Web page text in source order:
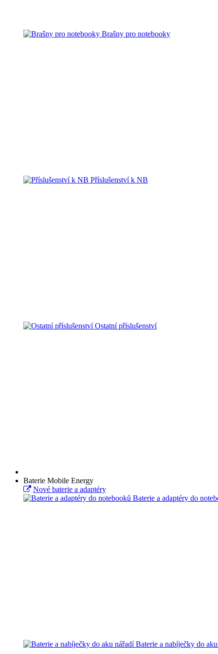
Brašny pro notebooky
Příslušenství k NB
Ostatní příslušenství
Baterie Mobile Energy
Nové baterie a adaptéry
Baterie a adaptéry do
Baterie a nabíječky do